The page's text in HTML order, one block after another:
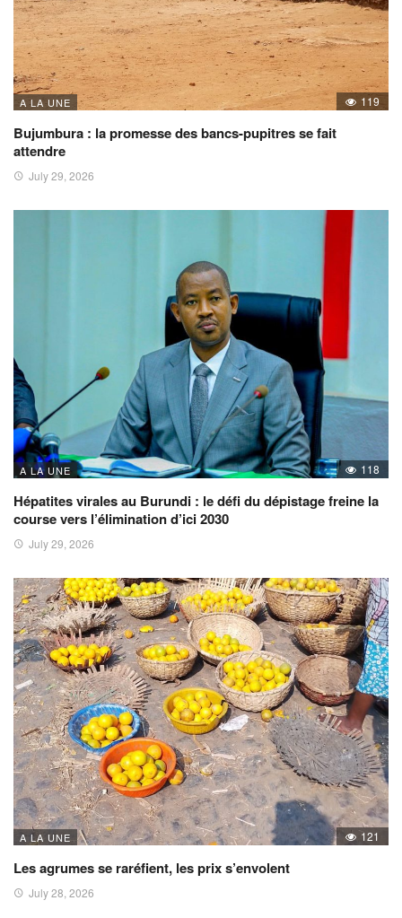
A LA UNE 119
Bujumbura : la promesse des bancs-pupitres se fait
attendre
July 29, 2026
A LA UNE 118
Hépatites virales au Burundi : le défi du dépistage freine la
course vers l’élimination d’ici 2030
July 29, 2026
A LA UNE 121
Les agrumes se raréfient, les prix s’envolent
July 28, 2026